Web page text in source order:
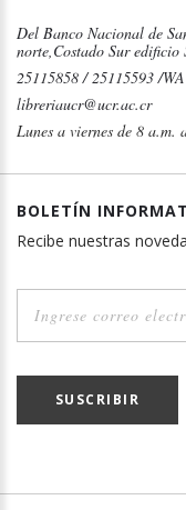
Del Banco Nacional de
norte,Costado Sur edificio
25115858 / 25115593 /
libreriaucr@ucr.ac.cr
Lunes a viernes de 8 a.m.
BOLETÍN
Recibe nuestras
SUSCRIBIR